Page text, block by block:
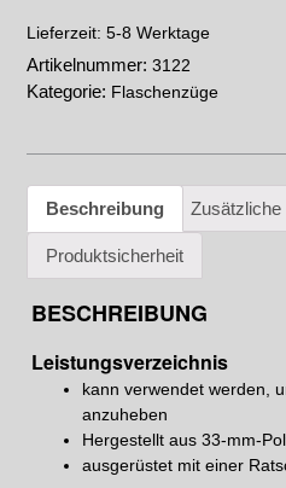
Lieferzeit: 5-8 Werktage
Artikelnummer: 3122
Kategorie: Flaschenzüge
Beschreibung Zusätzliche
Produktsicherheit
BESCHREIBUNG
Leistungsverzeichnis
kann verwendet werden,
anzuheben
Hergestellt aus 33-mm-
ausgerüstet mit einer